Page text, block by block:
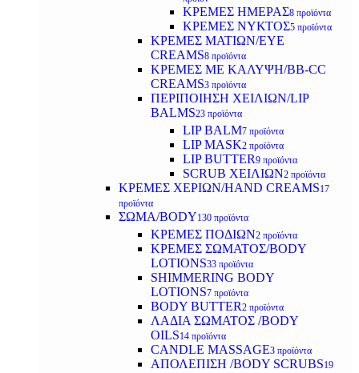
ΚΡΕΜΕΣ ΗΜΕΡΑΣ8 προϊόντα
ΚΡΕΜΕΣ ΝΥΚΤΟΣ5 προϊόντα
ΚΡΕΜΕΣ ΜΑΤΙΩΝ/EYE
CREAMS8 προϊόντα
ΚΡΕΜΕΣ ΜΕ ΚΑΛΥΨΗ/BB-CC
CREAMS3 προϊόντα
ΠΕΡΙΠΟΙΗΣΗ ΧΕΙΛΙΩΝ/LIP
BALMS23 προϊόντα
LIP BALM7 προϊόντα
LIP MASK2 προϊόντα
LIP BUTTER9 προϊόντα
SCRUB ΧΕΙΛΙΩΝ2 προϊόντα
ΚΡΕΜΕΣ ΧΕΡΙΩΝ/HAND CREAMS17
προϊόντα
ΣΩΜΑ/BODY130 προϊόντα
ΚΡΕΜΕΣ ΠΟΔΙΩΝ2 προϊόντα
ΚΡΕΜΕΣ ΣΩΜΑΤΟΣ/BODY
LOTIONS33 προϊόντα
SHIMMERING BODY
LOTIONS7 προϊόντα
BODY BUTTER2 προϊόντα
ΛΑΔΙΑ ΣΩΜΑΤΟΣ /BODY
OILS14 προϊόντα
CANDLE MASSAGE3 προϊόντα
ΑΠΟΛΕΠΙΣΗ /BODY SCRUBS19